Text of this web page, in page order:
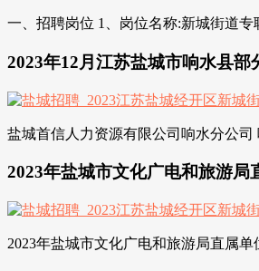
一、招聘岗位 1、岗位名称:新城街道
2023年12月江苏盐城市响水县
盐城首信人力资源有限公司响水分公
2023年盐城市文化广电和旅游
2023年盐城市文化广电和旅游局直属